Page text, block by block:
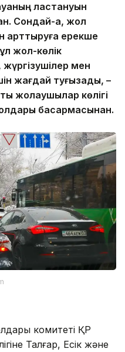
ластануын
Сондай-ақ, жол
арттыруға ерекше
жол-көлік
мен
жағдай туғызады, –
жолаушылар көлігі
басқармасынан.
комитеті ҚР
Талғар, Есік және